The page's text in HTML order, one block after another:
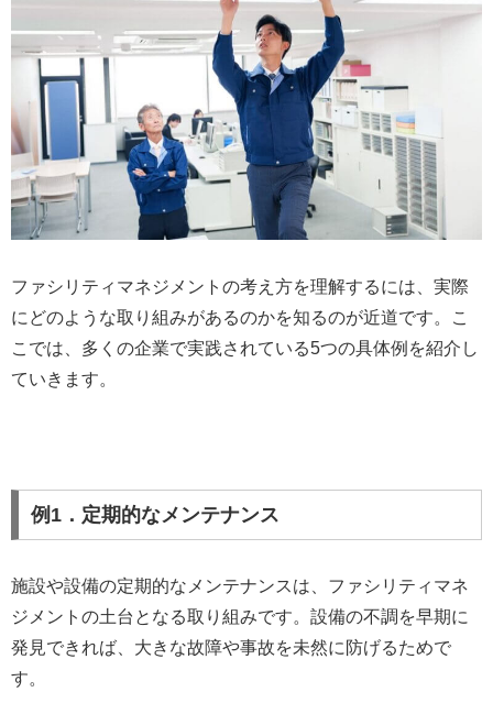
ファシリティマネジメントの考え方を理解するには、実際
にどのような取り組みがあるのかを知るのが近道です。こ
こでは、多くの企業で実践されている5つの具体例を紹介し
ていきます。
例1．定期的なメンテナンス
施設や設備の定期的なメンテナンスは、ファシリティマネ
ジメントの土台となる取り組みです。設備の不調を早期に
発見できれば、大きな故障や事故を未然に防げるためで
す。